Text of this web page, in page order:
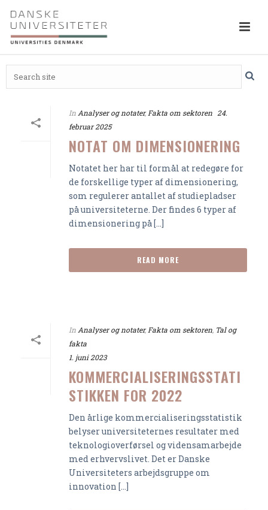
In Analyser og notater, Fakta om sektoren 24.
februar 2025
NOTAT OM DIMENSIONERING
Notatet her har til formål at redegøre for
de forskellige typer af dimensionering,
som regulerer antallet af studiepladser
på universiteterne. Der findes 6 typer af
dimensionering på [...]
READ MORE
In Analyser og notater, Fakta om sektoren, Tal og
fakta
1. juni 2023
KOMMERCIALISERINGSSTATI
STIKKEN FOR 2022
Den årlige kommercialiseringsstatistik
belyser universiteternes resultater med
teknologioverførsel og vidensamarbejde
med erhvervslivet. Det er Danske
Universiteters arbejdsgruppe om
innovation [...]